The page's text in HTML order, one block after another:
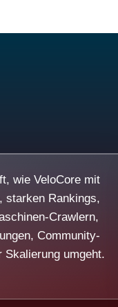
wie VeloCore mit
starken Rankings,
Crawlern,
Community-
Skalierung umgeht.